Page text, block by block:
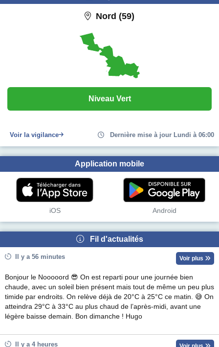
Nord (59)
Niveau Vert
Voir la vigilance Dernière mise à jour Lundi à 06:00
Application mobile
iOS Android
Fil d'actualités
Il y a 56 minutes Voir plus
Bonjour le Nooooord 😎 On est reparti pour une journée bien
chaude, avec un soleil bien présent mais tout de même un peu plus
timide par endroits. On relève déjà de 20°C à 25°C ce matin. 😅 On
atteindra 29°C à 33°C au plus chaud de l’après-midi, avant une
légère baisse demain. Bon dimanche ! Hugo
Il y a 4 heures